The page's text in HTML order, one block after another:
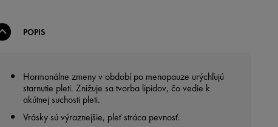
POPIS
Hormonálne zmeny v období po menopauze urýchľujú
starnutie pleti. Znižuje sa tvorba lipidov, čo vedie k
akútnej suchosti pleti.
Vrásky sú výraznejšie, pleť stráca pevnosť.